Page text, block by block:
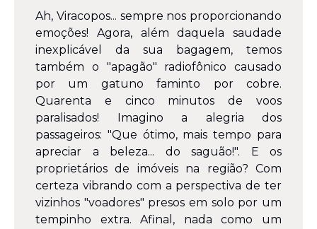
Ah, Viracopos... sempre nos proporcionando
emoções! Agora, além daquela saudade
inexplicável da sua bagagem, temos
também o "apagão" radiofônico causado
por um gatuno faminto por cobre.
Quarenta e cinco minutos de voos
paralisados! Imagino a alegria dos
passageiros: "Que ótimo, mais tempo para
apreciar a beleza... do saguão!". E os
proprietários de imóveis na região? Com
certeza vibrando com a perspectiva de ter
vizinhos "voadores" presos em solo por um
tempinho extra. Afinal, nada como um